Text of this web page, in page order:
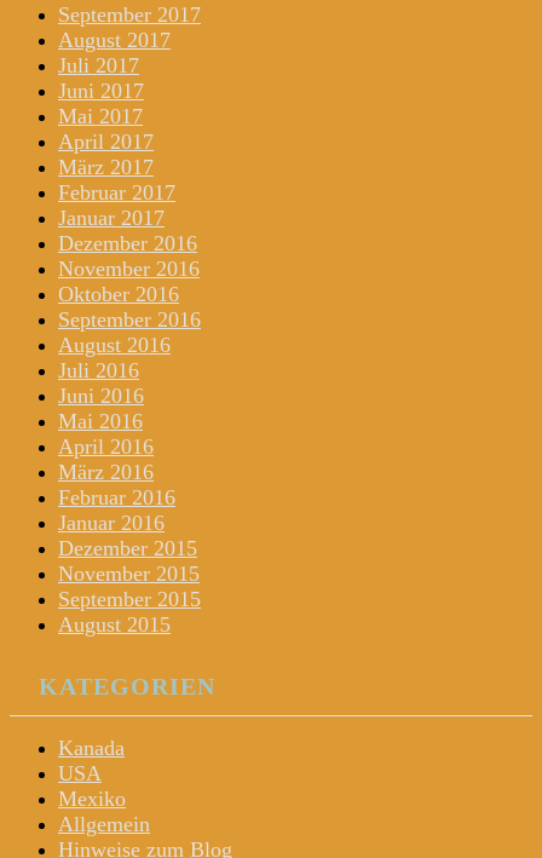
September 2017
August 2017
Juli 2017
Juni 2017
Mai 2017
April 2017
März 2017
Februar 2017
Januar 2017
Dezember 2016
November 2016
Oktober 2016
September 2016
August 2016
Juli 2016
Juni 2016
Mai 2016
April 2016
März 2016
Februar 2016
Januar 2016
Dezember 2015
November 2015
September 2015
August 2015
KATEGORIEN
Kanada
USA
Mexiko
Allgemein
Hinweise zum Blog